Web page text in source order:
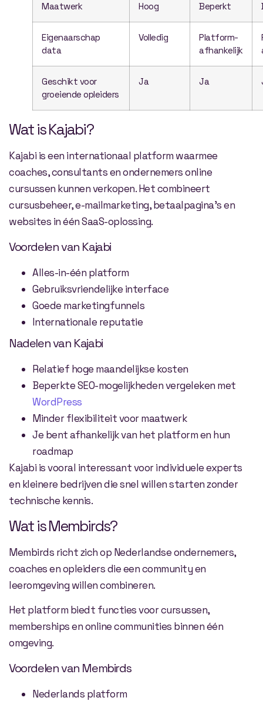
Maatwerk Hoog Beperkt
Eigenaarschap
data
Volledig
Platform-
afhankelijk
Geschikt voor
groeiende opleiders
Ja Ja
Wat is Kajabi?
Kajabi is een internationaal platform waarmee
coaches, consultants en ondernemers online
cursussen kunnen verkopen. Het combineert
cursusbeheer, e-mailmarketing, betaalpagina’s en
websites in één SaaS-oplossing.
Voordelen van Kajabi
Alles-in-één platform
Gebruiksvriendelijke interface
Goede marketingfunnels
Internationale reputatie
Nadelen van Kajabi
Relatief hoge maandelijkse kosten
Beperkte SEO-mogelijkheden vergeleken met
WordPress
Minder flexibiliteit voor maatwerk
Je bent afhankelijk van het platform en hun
roadmap
Kajabi is vooral interessant voor individuele experts
en kleinere bedrijven die snel willen starten zonder
technische kennis.
Wat is Membirds?
Membirds richt zich op Nederlandse ondernemers,
coaches en opleiders die een community en
leeromgeving willen combineren.
Het platform biedt functies voor cursussen,
memberships en online communities binnen één
omgeving.
Voordelen van Membirds
Nederlands platform